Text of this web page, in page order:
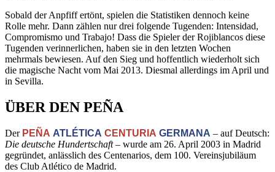
Sobald der Anpfiff ertönt, spielen die Statistiken dennoch keine
Rolle mehr. Dann zählen nur drei folgende Tugenden: Intensidad,
Compromismo und Trabajo! Dass die Spieler der Rojiblancos diese
Tugenden verinnerlichen, haben sie in den letzten Wochen
mehrmals bewiesen. Auf den Sieg und hoffentlich wiederholt sich
die magische Nacht vom Mai 2013. Diesmal allerdings im April und
in Sevilla.
ÜBER DEN PEÑA
Der PEÑA ATLÉTICA CENTURIA GERMANA – auf Deutsch:
Die deutsche Hundertschaft– wurde am 26. April 2003 in Madrid
gegründet, anlässlich des Centenarios, dem 100. Vereinsjubiläum
des Club Atlético de Madrid.